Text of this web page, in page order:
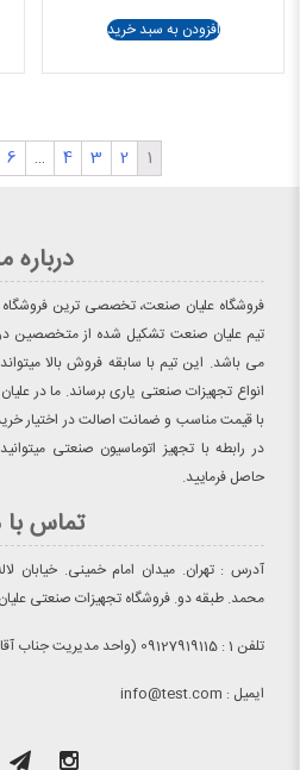
افزودن به سبد خرید
1
2
3
4
…
6
درباره
فروشگاه علیان صنعت، تخصصی ترین
تیم علیان صنعت تشکیل شده از متخصصین در
می باشد. این تیم با سابقه فروش بالا
انواع تجهیزات صنعتی یاری برساند. ما در
با قیمت مناسب و ضمانت اصالت در اختیار
در رابطه با تجهیز اتوماسیون صنعتی
حاصل فرمایید.
تماس با
آدرس : تهران. میدان امام خمینی. خیابان
محمد. طبقه دو. فروشگاه تجهیزات صنعتی
تلفن 1 : 09127919115 (واحد مدیریت جناب آقای صفرعلیان)
ایمیل : info@test.com